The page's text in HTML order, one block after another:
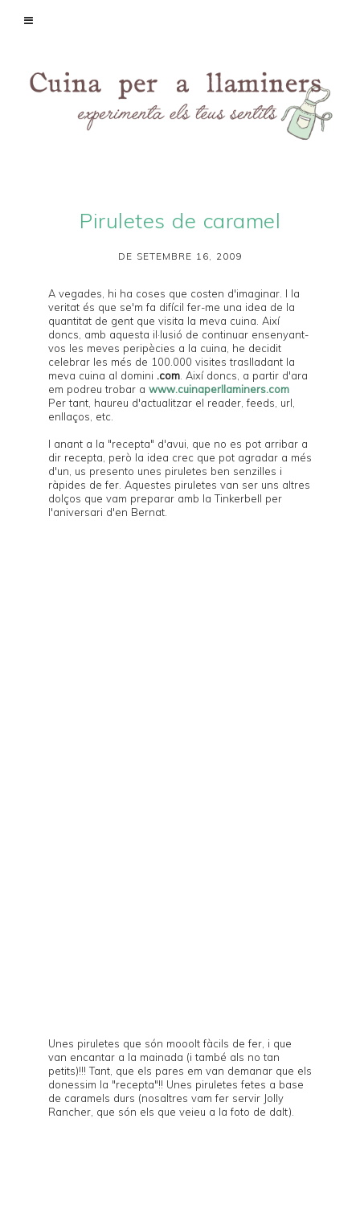
Piruletes de caramel
DE SETEMBRE 16, 2009
A vegades, hi ha coses que costen d'imaginar. I la
veritat és que se'm fa difícil fer-me una idea de la
quantitat de gent que visita la meva cuina. Així
doncs, amb aquesta il·lusió de continuar ensenyant-
vos les meves peripècies a la cuina, he decidit
celebrar les més de 100.000 visites traslladant la
meva cuina al domini .com . Així doncs, a partir d'ara
em podreu trobar a www.cuinaperllaminers.com
Per tant, haureu d'actualitzar el reader, feeds, url,
enllaços, etc.
I anant a la "recepta" d'avui, que no es pot arribar a
dir recepta, però la idea crec que pot agradar a més
d'un, us presento unes piruletes ben senzilles i
ràpides de fer. Aquestes piruletes van ser uns altres
dolços que vam preparar amb laTinkerbell per
l'aniversari d'en Bernat
Unes piruletes que són mooolt fàcils de fer, i que
van encantar a la mainada (i també als no tan
petits)!!! Tant, que els pares em van demanar que els
donessim la "recepta"!! Unes piruletes fetes a base
de caramels durs (nosaltres vam fer servir Jolly
Rancher , que són els que veieu a la foto de dalt).